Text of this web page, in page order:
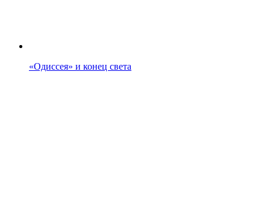
«Одиссея» и конец света